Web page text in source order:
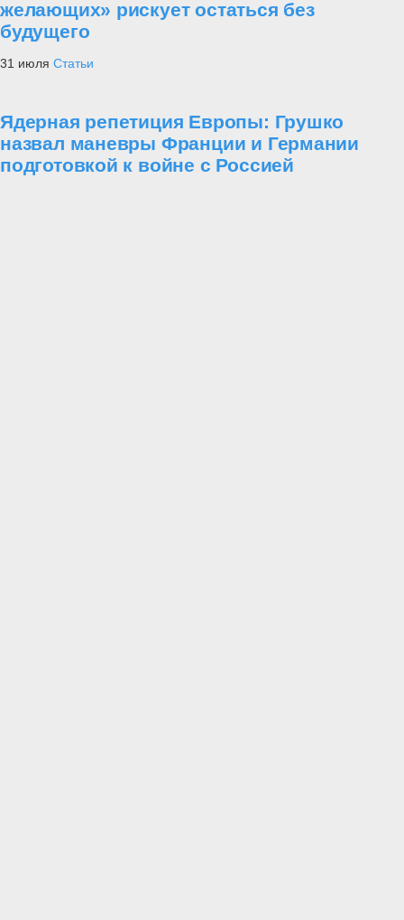
желающих» рискует остаться без
будущего
31 июля Статьи
Ядерная репетиция Европы: Грушко
назвал маневры Франции и Германии
подготовкой к войне с Россией